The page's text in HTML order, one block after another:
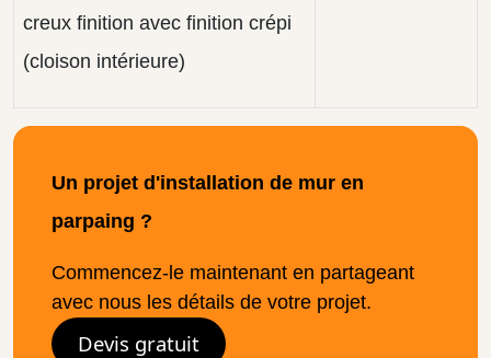
creux finition avec finition crépi
(cloison intérieure)
Un projet d'installation de mur en
parpaing ?
Commencez-le maintenant en partageant
avec nous les détails de votre projet.
Devis gratuit